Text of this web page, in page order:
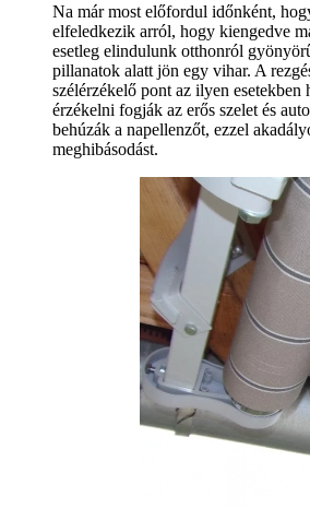
Na már most előfordul időnként,
elfeledkezik arról, hogy kiengedve
esetleg elindulunk otthonról
pillanatok alatt jön egy vihar. A
szélérzékelő pont az ilyen esetekben
érzékelni fogják az erős szelet és
behúzák a napellenzőt, ezzel
meghibásodást.